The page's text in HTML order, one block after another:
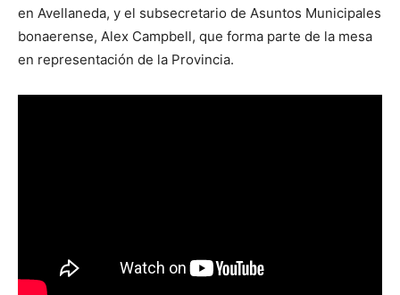
en Avellaneda, y el subsecretario de Asuntos Municipales
bonaerense, Alex Campbell, que forma parte de la mesa
en representación de la Provincia.